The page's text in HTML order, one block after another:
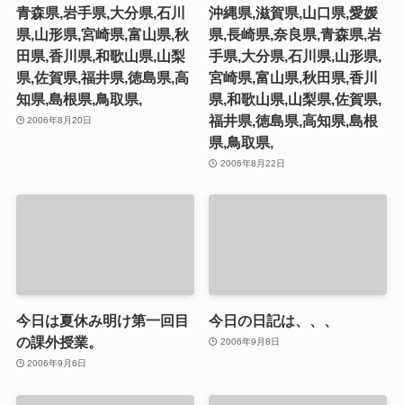
青森県,岩手県,大分県,石川
県,山形県,宮崎県,富山県,秋
田県,香川県,和歌山県,山梨
県,佐賀県,福井県,徳島県,高
知県,島根県,鳥取県,
2006年8月20日
沖縄県,滋賀県,山口県,愛媛
県,長崎県,奈良県,青森県,岩
手県,大分県,石川県,山形県,
宮崎県,富山県,秋田県,香川
県,和歌山県,山梨県,佐賀県,
福井県,徳島県,高知県,島根
県,鳥取県,
2006年8月22日
今日は夏休み明け第一回目
の課外授業。
2006年9月6日
今日の日記は、、、
2006年9月8日